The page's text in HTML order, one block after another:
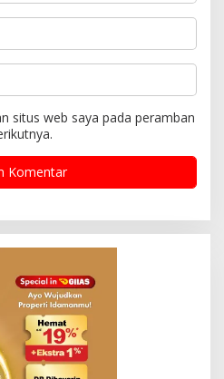
situs web saya pada peramban